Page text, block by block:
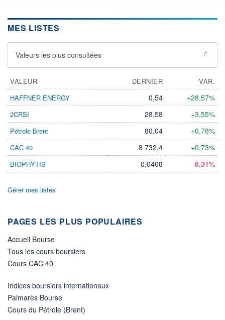
0,0000
0,0000 0,0000
VOLUME
0 0,00%
VALORISATION
LIMITE À LA
BAISSE
0,0000
LIMITE À LA
0,0000
ESTIMÉ 2026
- -
DERNIER
ÉCHANGE
15.06.26 / 17:25:18
ÉLIGIBILITÉ
Non éligible
+ PORTEFEUILLE
MES LISTES
Valeurs les plus consultées
VALEUR DERNIER
VAR.
HAFFNER ENERGY
0,54 +28,57%
2CRSI 28,58 +3,55%
Pétrole Brent 80,04 +0,78%
CAC 40 8 732,4 +0,73%
BIOPHYTIS 0,0408 -8,31%
Gérer mes listes
PAGES LES PLUS POPULAIRES
Accueil Bourse
Tous les cours boursiers
Cours CAC 40
Indices boursiers internationaux
Palmarès Bourse
Cours du Pétrole (Brent)